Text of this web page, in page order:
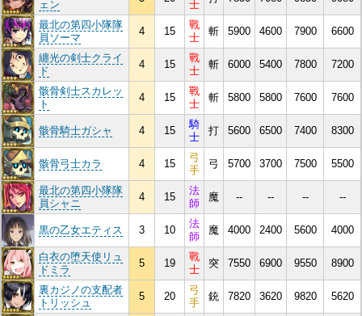
ェン 士
最北の第四小隊隊
員ソーマ
4 15
戰
士
斬 5900 4600 7900 6600
纏光の剣士クライ
ド
4 15
戰
士
斬 6000 5400 7800 7200
骸骨剣士スカレッ
ト
4 15
戰
士
斬 5800 5800 7600 7600
骸骨騎士ガシャ 4 15
騎
士
打 5600 6500 7400 8300
骸骨弓士カラ 4 15
弓
手
弓 5700 3700 7500 5500
最北の第四小隊隊
員シャニ
4 15
法
師
魔 -- -- -- --
黒の乙女エティス 3 10
法
師
魔 4000 2400 5600 4000
白衣の堕天使リュ
ドミラ
5 19
戰
士
突 7550 6900 9550 8900
裏カジノの支配者
トリッシュ
5 20
弓
手
銃 7820 3620 9820 5620